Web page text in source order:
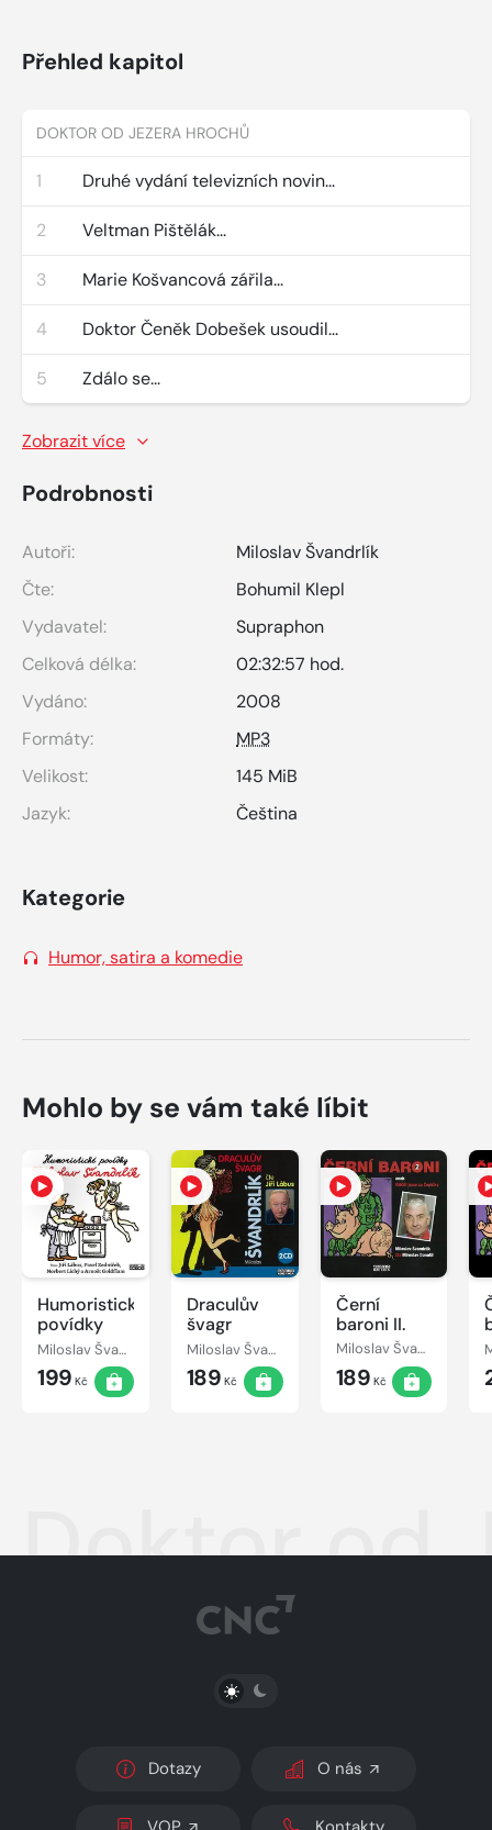
Přehled kapitol
DOKTOR OD JEZERA HROCHŮ
1 Druhé vydání televizních novin...
2 Veltman Pištělák...
3 Marie Košvancová zářila...
4 Doktor Čeněk Dobešek usoudil...
5 Zdálo se...
Zobrazit více
Podrobnosti
Autoři:
Miloslav Švandrlík
Čte:
Bohumil Klepl
Vydavatel:
Supraphon
Celková délka:
02:32:57 hod.
Vydáno:
2008
Formáty:
MP3
Velikost:
145 MiB
Jazyk:
Čeština
Kategorie
Humor, satira a komedie
Mohlo by se vám také líbit
Humoristické
povídky
Miloslav Švandrlík
199 Kč
Draculův
švagr
Miloslav Švandrlík
189 Kč
Černí
baroni II.
Miloslav Švandrlík
189 Kč
Doktor od
PŘEPNOUT SVĚTLÝ/TMAVÝ REŽIM
Dotazy O nás